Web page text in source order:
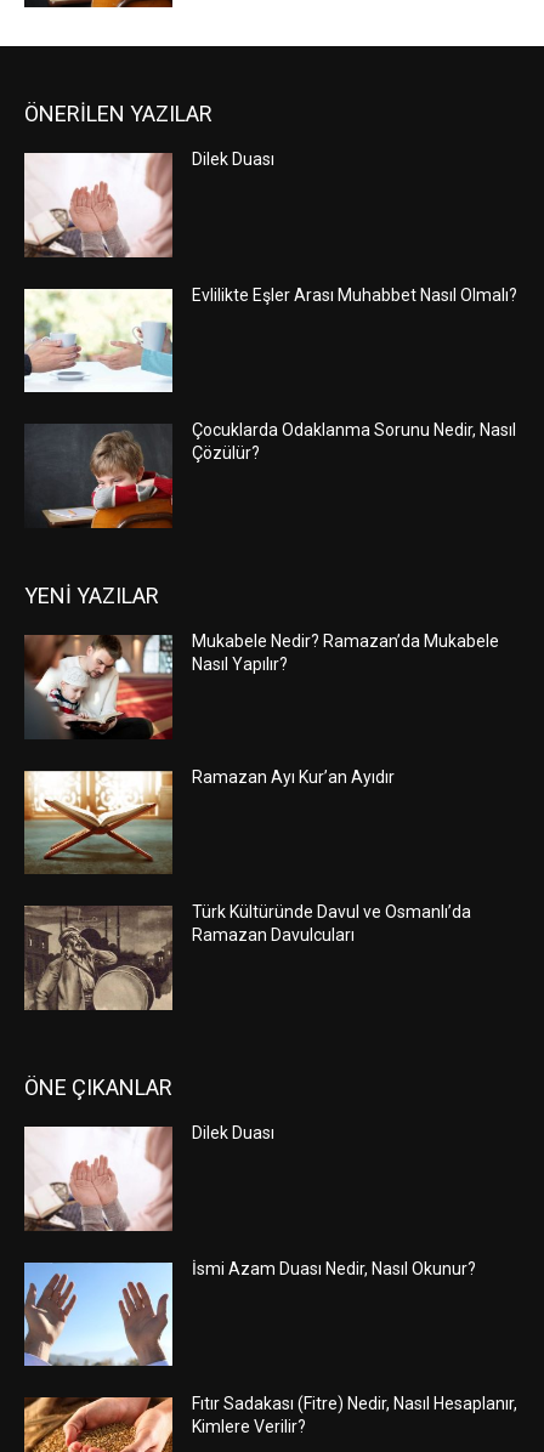
ÖNERİLEN YAZILAR
Dilek Duası
Evlilikte Eşler Arası Muhabbet Nasıl Olmalı?
Çocuklarda Odaklanma Sorunu Nedir, Nasıl
Çözülür?
YENİ YAZILAR
Mukabele Nedir? Ramazan’da Mukabele
Nasıl Yapılır?
Ramazan Ayı Kur’an Ayıdır
Türk Kültüründe Davul ve Osmanlı’da
Ramazan Davulcuları
ÖNE ÇIKANLAR
Dilek Duası
İsmi Azam Duası Nedir, Nasıl Okunur?
Fıtır Sadakası (Fitre) Nedir, Nasıl Hesaplanır,
Kimlere Verilir?